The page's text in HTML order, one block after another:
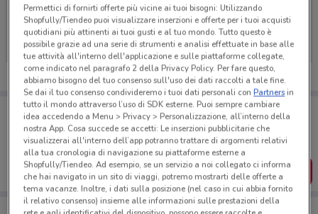
Ci dispiace, al momento non abbiamo pubblicato
volantini nella tua zona. Riprova più tardi.
Porta DoveConviene sempre con te!
Puoi trovare le migliori offerte dei negozi vicino a te,
salvarle e creare la tua lista del risparmio, comodamente
dal tuo cellulare.
SCARICA L’APP
Permettici di fornirti offerte più vicine ai tuoi bisogni: Utilizzando
Shopfully/Tiendeo puoi visualizzare inserzioni e offerte per i tuoi acquisti
quotidiani più attinenti ai tuoi gusti e al tuo mondo. Tutto questo è
possibile grazie ad una serie di strumenti e analisi effettuate in base alle
tue attività all'interno dell'applicazione e sulle piattaforme collegate,
come indicato nel paragrafo 2 della Privacy Policy. Per fare questo,
abbiamo bisogno del tuo consenso sull'uso dei dati raccolti a tale fine.
Se dai il tuo consenso condivideremo i tuoi dati personali conPartnersin
tutto il mondo attraverso l’uso di SDK esterne. Puoi sempre cambiare
idea accedendo a Menu > Privacy > Personalizzazione, all’interno della
nostra App. Cosa succede se accetti: Le inserzioni pubblicitarie che
visualizzerai all'interno dell’app potranno trattare di argomenti relativi
alla tua cronologia di navigazione su piattaforme esterne a
Shopfully/Tiendeo. Ad esempio, se un servizio a noi collegato ci informa
che hai navigato in un sito di viaggi, potremo mostrarti delle offerte a
tema vacanze. Inoltre, i dati sulla posizione (nel caso in cui abbia fornito
il relativo consenso) insieme alle informazioni sulle prestazioni della